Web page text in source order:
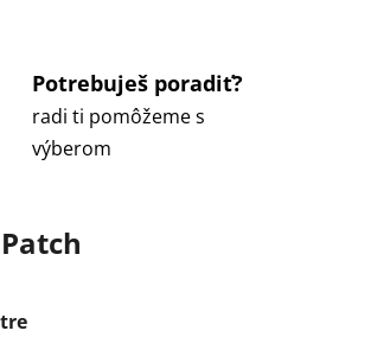
Potrebuješ poradiť?
radi ti pomôžeme s
výberom